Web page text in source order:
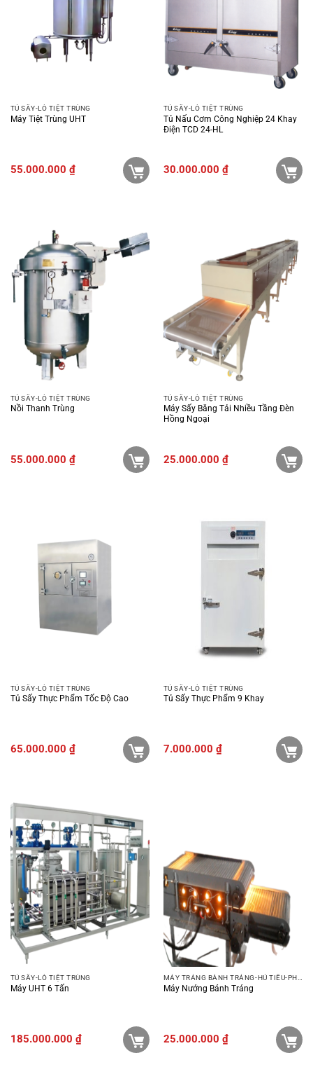
TỦ SẤY-LÒ TIỆT TRÙNG
Máy Tiệt Trùng UHT
55.000.000 ₫
TỦ SẤY-LÒ TIỆT TRÙNG
Tủ Nấu Cơm Công Nghiệp 24 Khay
Điện TCD 24-HL
30.000.000 ₫
TỦ SẤY-LÒ TIỆT TRÙNG
Nồi Thanh Trùng
55.000.000 ₫
TỦ SẤY-LÒ TIỆT TRÙNG
Máy Sấy Băng Tải Nhiều Tầng Đèn
Hồng Ngoại
25.000.000 ₫
TỦ SẤY-LÒ TIỆT TRÙNG
Tủ Sấy Thực Phẩm Tốc Độ Cao
65.000.000 ₫
TỦ SẤY-LÒ TIỆT TRÙNG
Tủ Sấy Thực Phẩm 9 Khay
7.000.000 ₫
TỦ SẤY-LÒ TIỆT TRÙNG
Máy UHT 6 Tấn
185.000.000 ₫
MÁY TRÁNG BÁNH TRÁNG-HỦ TIẾU-PHỞ-BÚN
Máy Nướng Bánh Tráng
25.000.000 ₫